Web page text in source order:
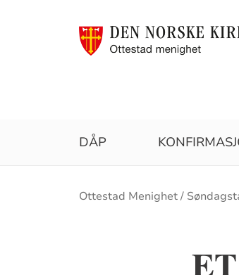
DÅP
Brødsmulesti
Ottestad Menighet